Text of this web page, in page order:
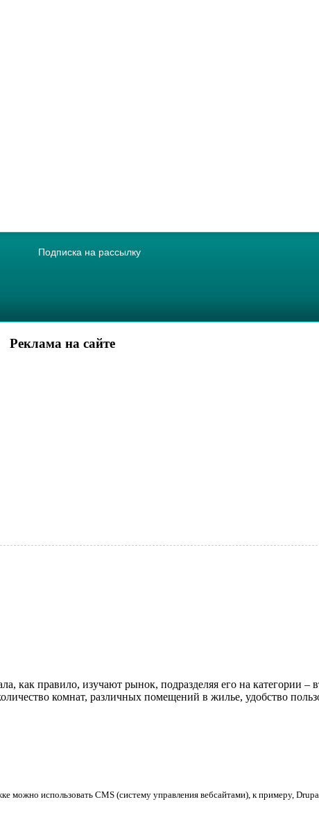
Подписка на рассылку
Реклама на сайте
как правило, изучают рынок, подразделяя его на категории
комнат, различных помещений в жилье, удобство
использовать CMS (систему управления вебсайтами), к примеру,